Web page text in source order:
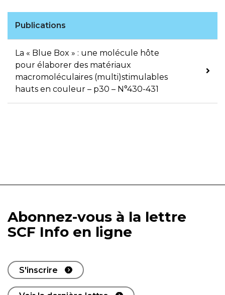
Publications
La « Blue Box » : une molécule hôte
pour élaborer des matériaux
macromoléculaires (multi)stimulables
hauts en couleur – p30 – N°430-431
Abonnez-vous à la lettre
SCF Info en ligne
S'inscrire